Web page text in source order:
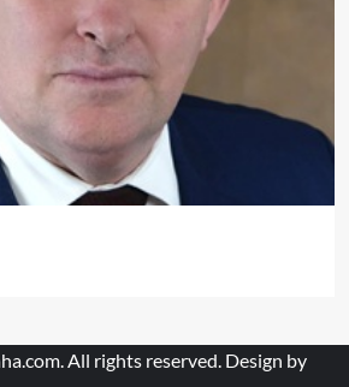
. All rights reserved. Design by